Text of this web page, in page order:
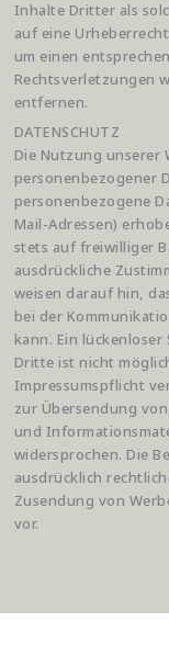
Inhalte Dritter als
auf eine
um einen
Rechtsverletzungen
entfernen.
DATENSCHUTZ
Die Nutzung unserer
personenbezogener
personenbezogene
Mail-Adressen)
stets auf freiwilliger
ausdrückliche
weisen darauf hin,
bei der
kann. Ein
Dritte ist nicht
Impressumspflicht
zur Übersendung
und
widersprochen. Die
ausdrücklich
Zusendung von
vor.